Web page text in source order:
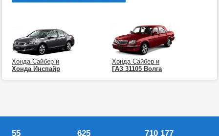
Хонда Сайбер и
Хонда Инспайр
Хонда Сайбер и
ГАЗ 31105 Волга
55 625 710 177